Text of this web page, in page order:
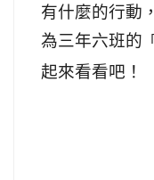
有什麼的行動，
為三年六班的 「
起來看看吧！